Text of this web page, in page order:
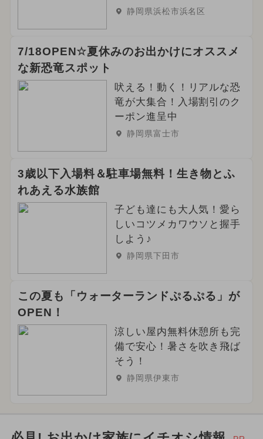
静岡県浜松市浜名区
7/18OPEN☆夏休みのお出かけにオススメ
な新恐竜スポット
吠える！動く！リアルな恐
竜が大集合！入場割引のク
ーポン進呈中
静岡県富士市
3歳以下入場料＆駐車場無料！生き物とふ
れあえる水族館
子ども達にも大人気！愛ら
しいコツメカワウソと握手
しよう♪
静岡県下田市
この夏も「ウォーターランドぷるぷる」が
OPEN！
涼しい屋内無料休憩所も完
備で安心！暑さを吹き飛ば
そう！
静岡県伊東市